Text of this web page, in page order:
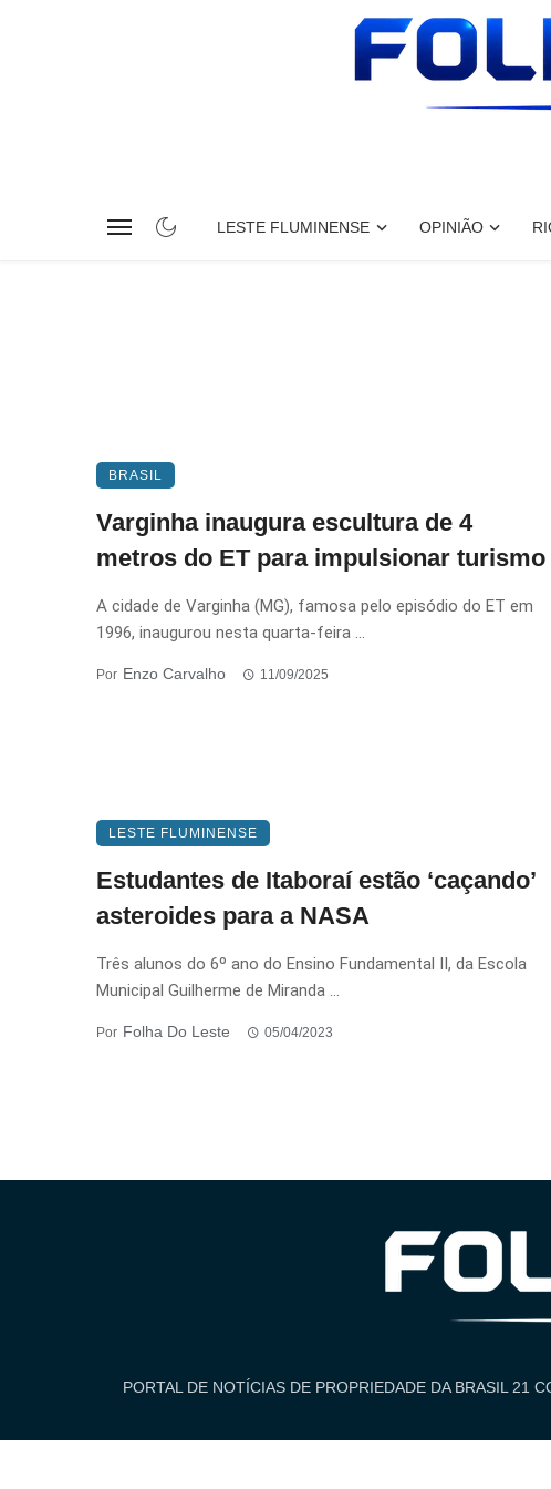
LESTE FLUMINENSE OPINIÃO
BRASIL
Varginha inaugura escultura de 4
metros do ET para impulsionar turismo
A cidade de Varginha (MG), famosa pelo episódio do ET em
1996, inaugurou nesta quarta-feira ...
Por Enzo Carvalho 11/09/2025
LESTE FLUMINENSE
Estudantes de Itaboraí estão ‘caçando’
asteroides para a NASA
Três alunos do 6º ano do Ensino Fundamental II, da Escola
Municipal Guilherme de Miranda ...
Por Folha Do Leste 05/04/2023
PORTAL DE NOTÍCIAS DE PROPRIEDADE DA BRASIL 21